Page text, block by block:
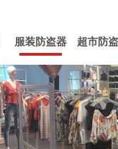
服装防盗器 超市防